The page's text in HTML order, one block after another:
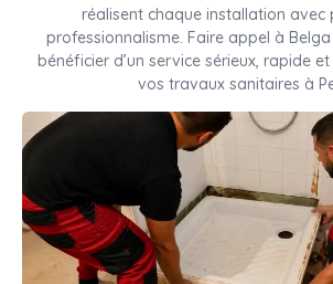
réalisent chaque installation avec
professionnalisme. Faire appel à Belga
bénéficier d’un service sérieux, rapide
vos travaux sanitaires à